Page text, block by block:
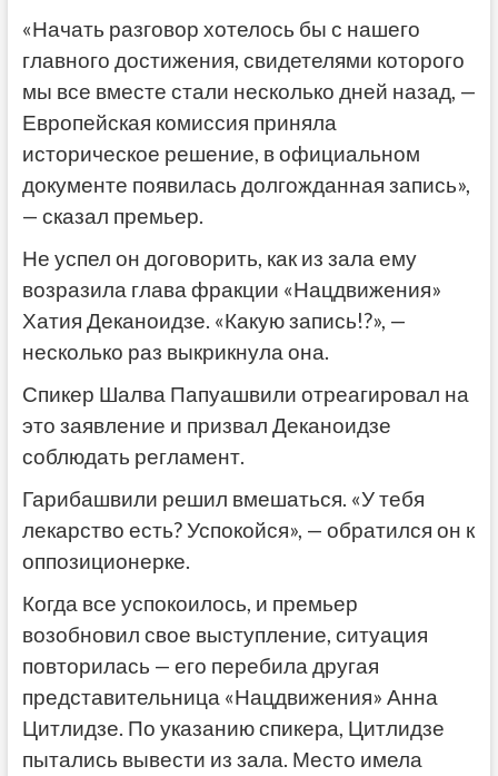
«Начать разговор хотелось бы с нашего
главного достижения, свидетелями которого
мы все вместе стали несколько дней назад, —
Европейская комиссия приняла
историческое решение, в официальном
документе появилась долгожданная запись»,
— сказал премьер.
Не успел он договорить, как из зала ему
возразила глава фракции «Нацдвижения»
Хатия Деканоидзе. «Какую запись!?», —
несколько раз выкрикнула она.
Спикер Шалва Папуашвили отреагировал на
это заявление и призвал Деканоидзе
соблюдать регламент.
Гарибашвили решил вмешаться. «У тебя
лекарство есть? Успокойся», — обратился он к
оппозиционерке.
Когда все успокоилось, и премьер
возобновил свое выступление, ситуация
повторилась — его перебила другая
представительница «Нацдвижения» Анна
Цитлидзе. По указанию спикера, Цитлидзе
пытались вывести из зала. Место имела